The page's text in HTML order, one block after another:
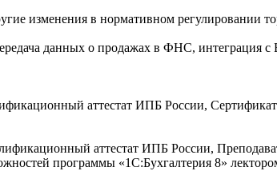
изменения в нормативном регулировании
данных о продажах в ФНС, интеграция
аттестат ИПБ России,
аттестат ИПБ России,
программы «1С:Бухгалтерия 8»